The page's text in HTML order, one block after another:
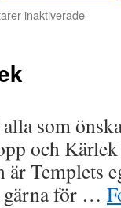
inaktiveradeför
som
och
Templets
gärna för …